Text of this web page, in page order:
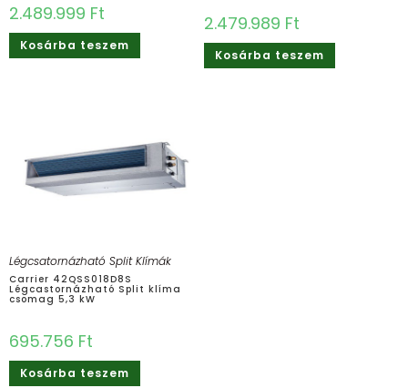
2.489.999 Ft
Kosárba teszem
2.479.989 Ft
Kosárba teszem
Légcsatornázható Split Klímák
Carrier 42QSS018D8S
Légcastornázható Split klíma
csomag 5,3 kW
695.756 Ft
Kosárba teszem